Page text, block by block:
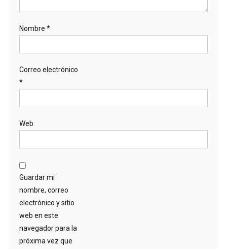
Nombre *
Correo electrónico
*
Web
Guardar mi
nombre, correo
electrónico y sitio
web en este
navegador para la
próxima vez que